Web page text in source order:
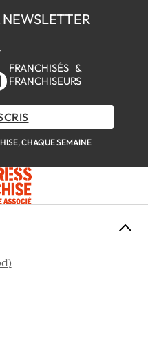
FRANCHISÉS &
FRANCHISEURS
CHAQUE SEMAINE